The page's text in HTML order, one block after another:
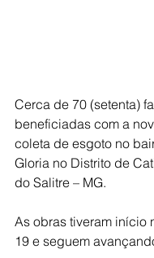
Cerca de 70 (setenta)
beneficiadas com a
coleta de esgoto no
Gloria no Distrito de
do Salitre – MG.
As obras tiveram início
19 e seguem